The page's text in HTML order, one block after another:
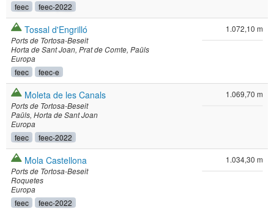
feec feec-2022
Tossal d'Engrilló
Ports de Tortosa-Beseit
Horta de Sant Joan Prat de Comte Paüls
Europa
feec feec-e
1.072,10 m
Moleta de les Canals
Ports de Tortosa-Beseit
Paüls Horta de Sant Joan
Europa
feec feec-2022
1.069,70 m
Mola Castellona
Ports de Tortosa-Beseit
Roquetes
Europa
feec feec-2022
1.034,30 m